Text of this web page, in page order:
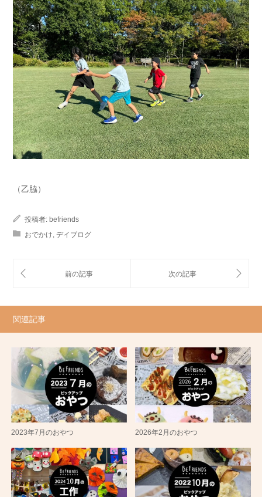
（乙脇）
投稿者: befriends
おでかけ デイブログ
関連記事
2023年7月のおやつ 2026年2月のおやつ